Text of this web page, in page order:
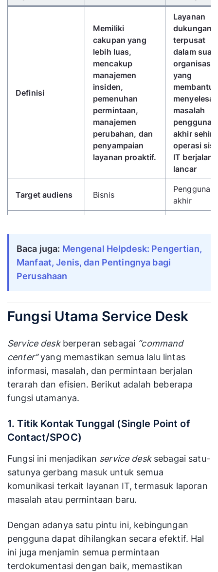
Definisi
Memiliki
cakupan yang
lebih luas,
mencakup
manajemen
insiden,
pemenuhan
permintaan,
manajemen
perubahan, dan
penyampaian
layanan proaktif.
Layanan
dukungan
terpusat
dalam
organisasi
yang
membantu
masalah
pengguna
akhir
operasi
IT berjalan
lancar
Target audiens Bisnis
Pengguna
akhir
Jenis layanan
solusi proaktif
untuk jangka
panjang
masalah
masalah yang
terkait dengan
bahkan sebelum
pengguna
menyadarinya
Membantu
pengguna
masalah
muncul
Pendekatan
untuk
meningkatkan
Berorientasi
sesuai
Baca juga: Mengenal Helpdesk: Pengertian,
Manfaat, Jenis, dan Pentingnya bagi
Perusahaan
Fungsi Utama Service Desk
Service deskberperan sebagai “command
center”yang memastikan semua lalu lintas
informasi, masalah, dan permintaan berjalan
terarah dan efisien. Berikut adalah beberapa
fungsi utamanya.
1. Titik Kontak Tunggal (Single Point of
Contact/SPOC)
Fungsi ini menjadikan service desksebagai satu-
satunya gerbang masuk untuk semua
komunikasi terkait layanan IT, termasuk laporan
masalah atau permintaan baru.
Dengan adanya satu pintu ini, kebingungan
pengguna dapat dihilangkan secara efektif. Hal
ini juga menjamin semua permintaan
terdokumentasi dengan baik, memastikan